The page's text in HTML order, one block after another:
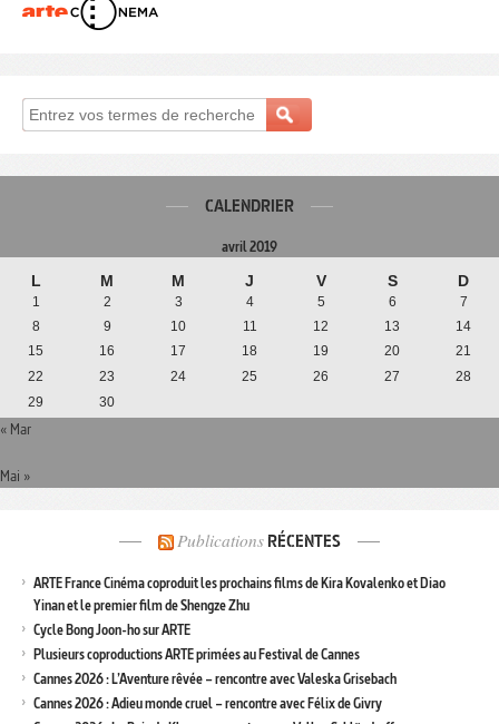
CALENDRIER
avril 2019
L M M J V S D
1 2 3 4 5 6
7
8
9 10 11 12 13
14
15
16 17 18 19 20
21
22
23 24 25 26 27
28
29
30
« Mar
Mai »
Publications RÉCENTES
ARTE France Cinéma coproduit les prochains films de Kira Kovalenko et Diao
Yinan et le premier film de Shengze Zhu
Cycle Bong Joon-ho sur ARTE
Plusieurs coproductions ARTE primées au Festival de Cannes
Cannes 2026 : L’Aventure rêvée – rencontre avec Valeska Grisebach
Cannes 2026 : Adieu monde cruel – rencontre avec Félix de Givry